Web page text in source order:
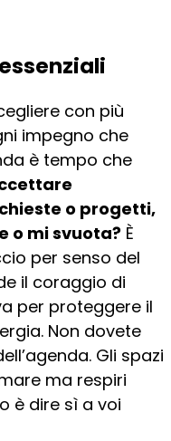
con più
impegno che
è tempo che
o progetti,
o mi svuota? È
per senso del
il coraggio di
per proteggere il
Non dovete
Gli spazi
ma respiri
è dire sì a voi